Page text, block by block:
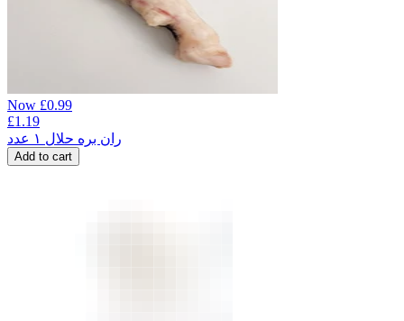
Now £0.99
£1.19
ران بره حلال ۱ عدد
Add to cart